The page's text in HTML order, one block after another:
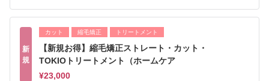
新
規
カット 縮毛矯正 トリートメント
【新規お得】縮毛矯正ストレート・カット・
TOKIOトリートメント（ホームケア
¥23,000